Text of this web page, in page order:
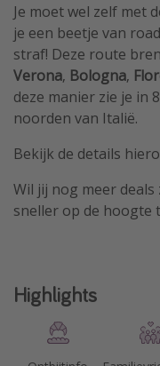
Je moet wel zelf met
je een beetje van
straf! Deze route
Verona, Bologna,
deze manier zie je in
noorden van Italië.
Bekijk de details
Wil jij nog meer deals
sneller op de hoogte
Highlights